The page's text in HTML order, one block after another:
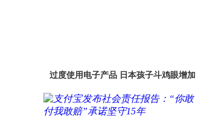
过度使用电子产品 日本孩子斗鸡眼增加